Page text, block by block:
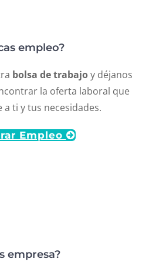
empleo?
bolsa de trabajoy déjanos
la oferta laboral que
a ti y tus necesidades.
Empleo
empresa?